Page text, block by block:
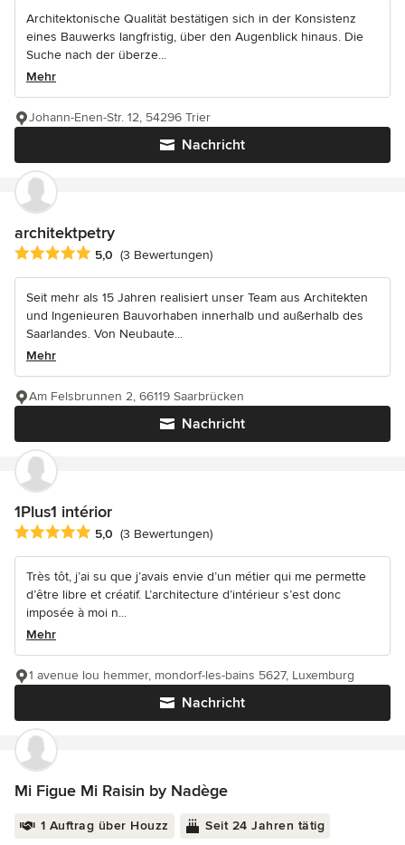
Architektonische Qualität bestätigen sich in der Konsistenz
eines Bauwerks langfristig, über den Augenblick hinaus. Die
Suche nach der überze...
Mehr
Nachricht
Johann-Enen-Str. 12, 54296 Trier
architektpetry
Durchschnittliche Bewertung: 5 von 5 Sternen
5,0 (3 Bewertungen)
Seit mehr als 15 Jahren realisiert unser Team aus Architekten
und Ingenieuren Bauvorhaben innerhalb und außerhalb des
Saarlandes. Von Neubaute...
Mehr
Nachricht
Am Felsbrunnen 2, 66119 Saarbrücken
1Plus1 intérior
Durchschnittliche Bewertung: 5 von 5 Sternen
5,0 (3 Bewertungen)
Très tôt, j’ai su que j’avais envie d’un métier qui me permette
d’être libre et créatif. L’architecture d’intérieur s’est donc
imposée à moi n...
Mehr
Nachricht
1 avenue lou hemmer, mondorf-les-bains 5627, Luxemburg
Mi Figue Mi Raisin by Nadège
1 Auftrag über Houzz Seit 24 Jahren tätig